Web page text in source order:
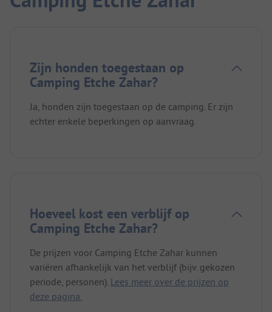
Zijn honden toegestaan op
Camping Etche Zahar?
Ja, honden zijn toegestaan op de camping. Er zijn
echter enkele beperkingen op aanvraag.
Hoeveel kost een verblijf op
Camping Etche Zahar?
De prijzen voor Camping Etche Zahar kunnen
variëren afhankelijk van het verblijf (bijv. gekozen
periode, personen). Lees meer over de prijzen op
deze pagina.